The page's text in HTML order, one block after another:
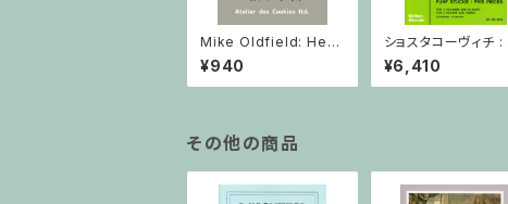
Mike Oldfield: Herg
est Ridge / ピアノ
¥940
ショスタコーヴィチ :
つのヴァイオリンとピ
ノのための 5つの小
ヴァイオリン2とピア
¥6,410
その他の商品